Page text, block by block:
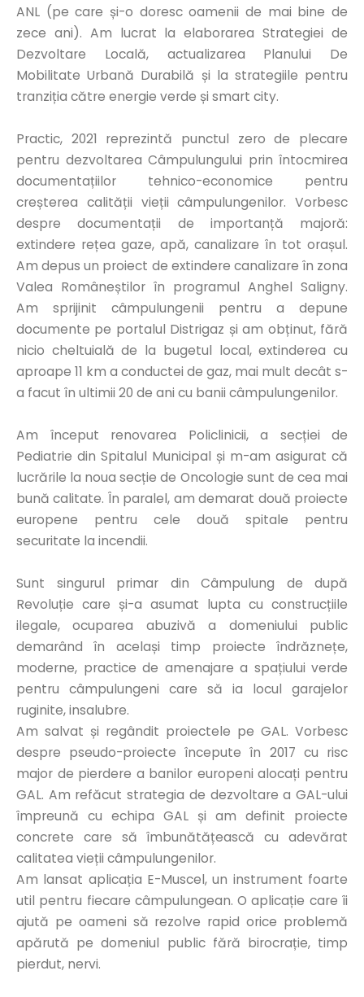
ANL (pe care și-o doresc oamenii de mai bine de
zece ani). Am lucrat la elaborarea Strategiei de
Dezvoltare Locală, actualizarea Planului De
Mobilitate Urbană Durabilă și la strategiile pentru
tranziția către energie verde și smart city.
Practic, 2021 reprezintă punctul zero de plecare
pentru dezvoltarea Câmpulungului prin întocmirea
documentațiilor tehnico-economice pentru
creșterea calității vieții câmpulungenilor. Vorbesc
despre documentații de importanță majoră:
extindere rețea gaze, apă, canalizare în tot orașul.
Am depus un proiect de extindere canalizare în zona
Valea Româneștilor în programul Anghel Saligny.
Am sprijinit câmpulungenii pentru a depune
documente pe portalul Distrigaz și am obținut, fără
nicio cheltuială de la bugetul local, extinderea cu
aproape 11 km a conductei de gaz, mai mult decât s-
a facut în ultimii 20 de ani cu banii câmpulungenilor.
Am început renovarea Policlinicii, a secției de
Pediatrie din Spitalul Municipal și m-am asigurat că
lucrările la noua secție de Oncologie sunt de cea mai
bună calitate. În paralel, am demarat două proiecte
europene pentru cele două spitale pentru
securitate la incendii.
Sunt singurul primar din Câmpulung de după
Revoluție care și-a asumat lupta cu construcțiile
ilegale, ocuparea abuzivă a domeniului public
demarând în același timp proiecte îndrăznețe,
moderne, practice de amenajare a spațiului verde
pentru câmpulungeni care să ia locul garajelor
ruginite, insalubre.
Am salvat și regândit proiectele pe GAL. Vorbesc
despre pseudo-proiecte începute în 2017 cu risc
major de pierdere a banilor europeni alocați pentru
GAL. Am refăcut strategia de dezvoltare a GAL-ului
împreună cu echipa GAL și am definit proiecte
concrete care să îmbunătățească cu adevărat
calitatea vieții câmpulungenilor.
Am lansat aplicația E-Muscel, un instrument foarte
util pentru fiecare câmpulungean. O aplicație care îi
ajută pe oameni să rezolve rapid orice problemă
apărută pe domeniul public fără birocrație, timp
pierdut, nervi.